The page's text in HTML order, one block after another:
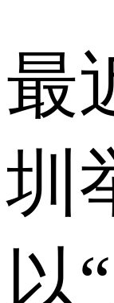
最
圳
以